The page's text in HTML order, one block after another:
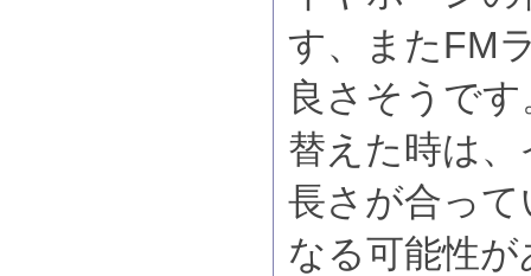
す、またFM
良さそうで
替えた時は
長さが合っ
なる可能性